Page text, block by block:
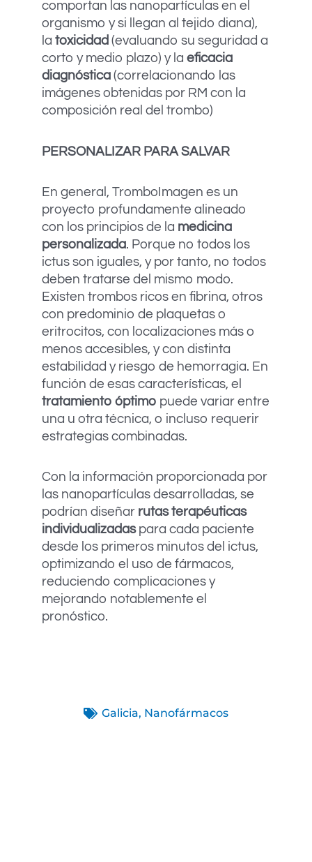
comportan las nanopartículas en el
organismo y si llegan al tejido diana),
la toxicidad (evaluando su seguridad a
corto y medio plazo) y la eficacia
diagnóstica (correlacionando las
imágenes obtenidas por RM con la
composición real del trombo)
PERSONALIZAR PARA SALVAR
En general, TromboImagen es un
proyecto profundamente alineado
con los principios de la medicina
personalizada. Porque no todos los
ictus son iguales, y por tanto, no todos
deben tratarse del mismo modo.
Existen trombos ricos en fibrina, otros
con predominio de plaquetas o
eritrocitos, con localizaciones más o
menos accesibles, y con distinta
estabilidad y riesgo de hemorragia. En
función de esas características, el
tratamiento óptimo puede variar entre
una u otra técnica, o incluso requerir
estrategias combinadas.
Con la información proporcionada por
las nanopartículas desarrolladas, se
podrían diseñar rutas terapéuticas
individualizadaspara cada paciente
desde los primeros minutos del ictus,
optimizando el uso de fármacos,
reduciendo complicaciones y
mejorando notablemente el
pronóstico.
Galicia, Nanofármacos